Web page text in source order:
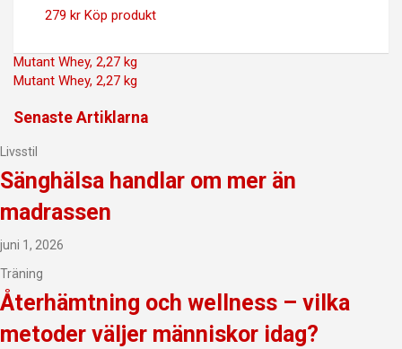
279 kr Köp produkt
Inläggsnavigering
Mutant Whey, 2,27 kg
Mutant Whey, 2,27 kg
Senaste Artiklarna
Livsstil
Sänghälsa handlar om mer än
madrassen
juni 1, 2026
Träning
Återhämtning och wellness – vilka
metoder väljer människor idag?